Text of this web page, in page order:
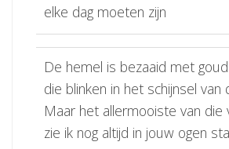
elke dag moeten zijn
De hemel is bezaaid met
die blinken in het schijnsel van
Maar het allermooiste van die
zie ik nog altijd in jouw ogen